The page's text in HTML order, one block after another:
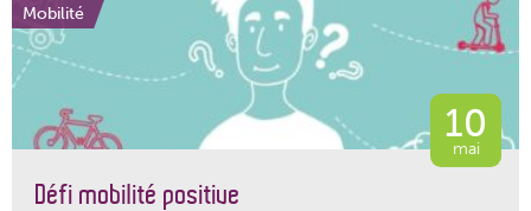
Mobilité
10
mai
Défi mobilité positive